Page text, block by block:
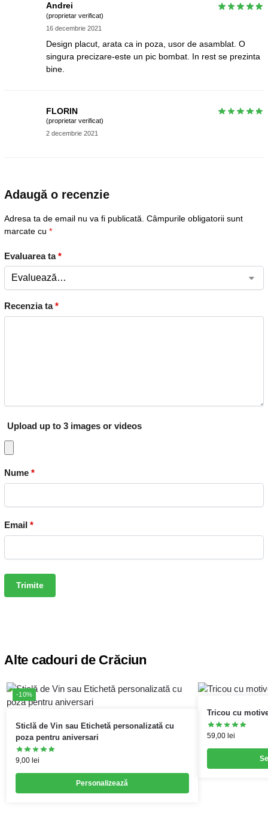
Andrei
(proprietar verificat)
16 decembrie 2021
Design placut, arata ca in poza, usor de asamblat. O
singura precizare-este un pic bombat. In rest se prezinta
bine.
FLORIN
(proprietar verificat)
2 decembrie 2021
Adaugă o recenzie
Adresa ta de email nu va fi publicată. Câmpurile obligatorii sunt
marcate cu *
Evaluarea ta*
Recenzia ta*
Upload up to 3 images or videos
Nume *
Email *
Alte cadouri de Crăciun
-10%
Sticlă de Vin sau Etichetă personalizată cu
poza pentru aniversari
9,00 lei
Personalizează
Tricou cu
59,00 lei